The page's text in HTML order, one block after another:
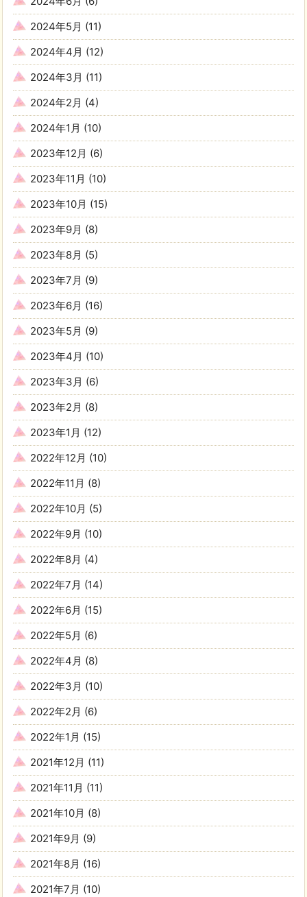
2024年5月 (11)
2024年4月 (12)
2024年3月 (11)
2024年2月 (4)
2024年1月 (10)
2023年12月 (6)
2023年11月 (10)
2023年10月 (15)
2023年9月 (8)
2023年8月 (5)
2023年7月 (9)
2023年6月 (16)
2023年5月 (9)
2023年4月 (10)
2023年3月 (6)
2023年2月 (8)
2023年1月 (12)
2022年12月 (10)
2022年11月 (8)
2022年10月 (5)
2022年9月 (10)
2022年8月 (4)
2022年7月 (14)
2022年6月 (15)
2022年5月 (6)
2022年4月 (8)
2022年3月 (10)
2022年2月 (6)
2022年1月 (15)
2021年12月 (11)
2021年11月 (11)
2021年10月 (8)
2021年9月 (9)
2021年8月 (16)
2021年7月 (10)